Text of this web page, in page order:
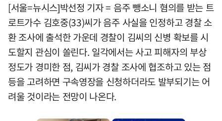
[서울=뉴시스]박선정 기자 = 음주 뺑소니 혐의를 받는 트
로트가수 김호중(33)씨가 음주 사실을 인정하고 경찰 소
환 조사에 출석한 가운데 경찰이 김씨의 신병 확보를 시
도할지 관심이 쏠린다. 일각에서는 사고 피해자의 부상
정도가 경미한 점, 김씨가 경찰 조사에 협조하고 있는 점
등을 고려하면 구속영장을 신청하더라도 발부되기는 어
려울 것이라는 전망이 나온다.